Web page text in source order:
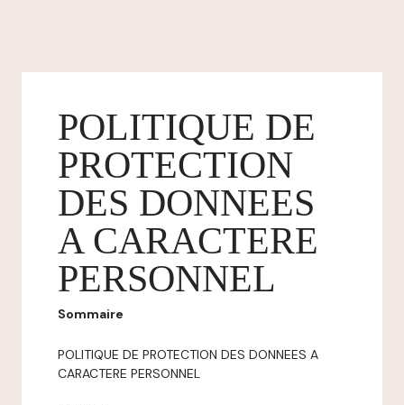
POLITIQUE DE
PROTECTION
DES DONNEES
A CARACTERE
PERSONNEL
Sommaire
POLITIQUE DE PROTECTION DES DONNEES A
CARACTERE PERSONNEL